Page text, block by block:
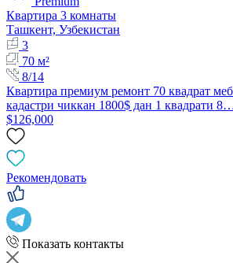
Квартира 3 комнаты
Ташкент, Узбекистан
3
70 м²
8/14
Квартира премиум ремонт 70 квадрат
кадастри чиккан 1800$ дан 1 квадрати
$126,000
Рекомендовать
Показать контакты